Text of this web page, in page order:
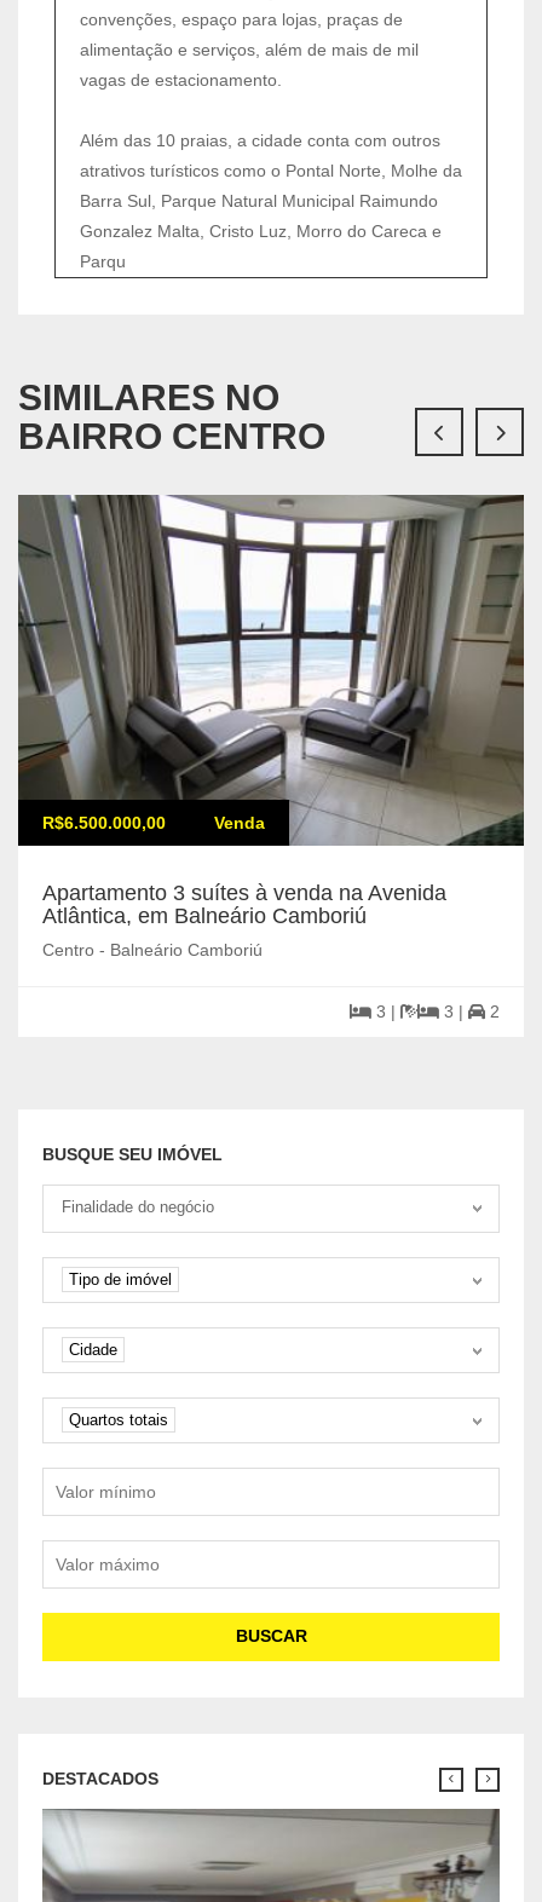
convenções, espaço para lojas, praças de
alimentação e serviços, além de mais de mil
vagas de estacionamento.
Além das 10 praias, a cidade conta com outros
atrativos turísticos como o Pontal Norte, Molhe da
Barra Sul, Parque Natural Municipal Raimundo
Gonzalez Malta, Cristo Luz, Morro do Careca e
Parqu
SIMILARES NO
BAIRRO CENTRO
R$6.500.000,00 Venda
Apartamento 3 suítes à venda na Avenida
Atlântica, em Balneário Camboriú
Centro - Balneário Camboriú
3 | 3 | 2
BUSQUE SEU IMÓVEL
Tipo negociação
Finalidade do negócio
Tipo de imóvel
Tipo de imóvel
Cidade
Cidade
Quartos
Quartos totais
BUSCAR
DESTACADOS